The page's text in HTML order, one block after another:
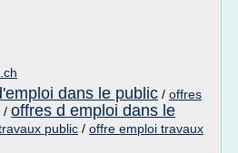
dans le public / offres
/ offres d emploi dans le
public / offre emploi travaux